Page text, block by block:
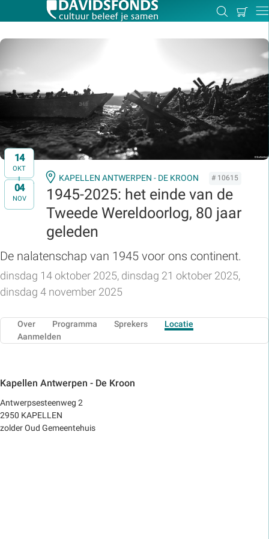
Zoeken
Mijn
14
OKT
t/m
04
NOV
KAPELLEN ANTWERPEN - DE KROON # 10615
1945-2025: het einde van de
Tweede Wereldoorlog, 80 jaar
geleden
De nalatenschap van 1945 voor ons continent.
dinsdag 14 oktober 2025, dinsdag 21 oktober 2025,
dinsdag 4 november 2025
Over Programma Sprekers
Locatie
Aanmelden
Kapellen Antwerpen - De Kroon
Antwerpsesteenweg 2
2950 KAPELLEN
zolder Oud Gemeentehuis
Zoek:
Zoeken